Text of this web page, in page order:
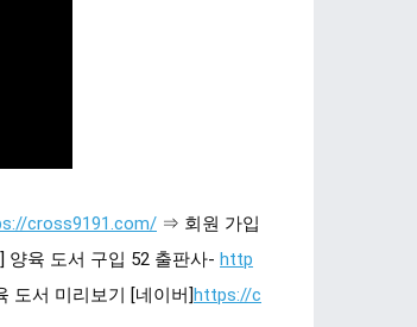
cross9191.com/ ⇒ 회원 가입
육 도서 구입 52 출판사- http
도서 미리보기 [네이버]https://c